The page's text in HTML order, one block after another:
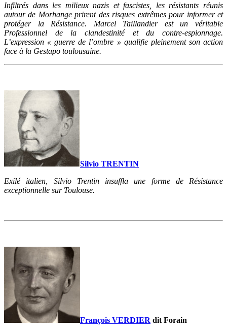
Infiltrés dans les milieux nazis et fascistes, les résistants réunis
autour de Morhange prirent des risques extrêmes pour informer et
protéger la Résistance. Marcel Taillandier est un véritable
Professionnel de la clandestinité et du contre-espionnage.
L’expression « guerre de l’ombre » qualifie pleinement son action
face à la Gestapo toulousaine.
Silvio TRENTIN
Exilé italien, Silvio Trentin insuffla une forme de Résistance
exceptionnelle sur Toulouse.
François VERDIER dit Forain